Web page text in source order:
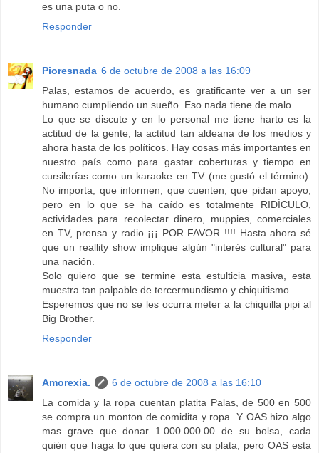
es una puta o no.
Responder
Pioresnada 6 de octubre de 2008 a las 16:09
Palas, estamos de acuerdo, es gratificante ver a un ser
humano cumpliendo un sueño. Eso nada tiene de malo.
Lo que se discute y en lo personal me tiene harto es la
actitud de la gente, la actitud tan aldeana de los medios y
ahora hasta de los políticos. Hay cosas más importantes en
nuestro país como para gastar coberturas y tiempo en
cursilerías como un karaoke en TV (me gustó el término).
No importa, que informen, que cuenten, que pidan apoyo,
pero en lo que se ha caído es totalmente RIDÍCULO,
actividades para recolectar dinero, muppies, comerciales
en TV, prensa y radio ¡¡¡ POR FAVOR !!!! Hasta ahora sé
que un reallity show implique algún "interés cultural" para
una nación.
Solo quiero que se termine esta estulticia masiva, esta
muestra tan palpable de tercermundismo y chiquitismo.
Esperemos que no se les ocurra meter a la chiquilla pipi al
Big Brother.
Responder
Amorexia.
6 de octubre de 2008 a las 16:10
La comida y la ropa cuentan platita Palas, de 500 en 500
se compra un monton de comidita y ropa. Y OAS hizo algo
mas grave que donar 1.000.000.00 de su bolsa, cada
quién que haga lo que quiera con su plata, pero OAS esta